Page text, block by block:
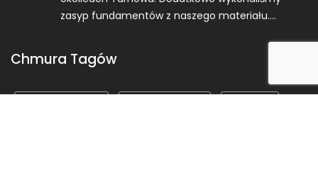
zasyp fundamentów z naszego materiału....
Chmura Tagów